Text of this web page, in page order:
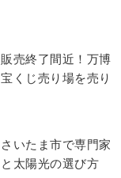
売終了間近！万博
くじ売り場を売り
いたま市で専門家
太陽光の選び方